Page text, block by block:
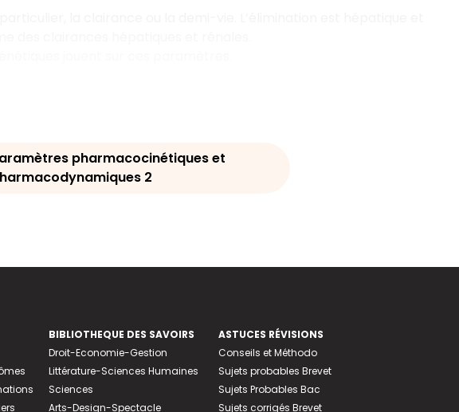
pharmacocinétiques et
2
BIBLIOTHEQUE DES SAVOIRS
Droit-Economie-Gestion
Littérature-Sciences Humaines
Sciences
Arts-Design-Spectacle
ASTUCES RÉVISIONS
Conseils et Méthodo
Sujets probables Brevet
Sujets Probables Bac
Sujets corrigés Brevet